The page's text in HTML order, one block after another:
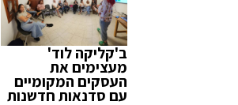
ב'קליקה לוד'
מעצימים את
העסקים המקומיים
עם סדנאות חדשנות